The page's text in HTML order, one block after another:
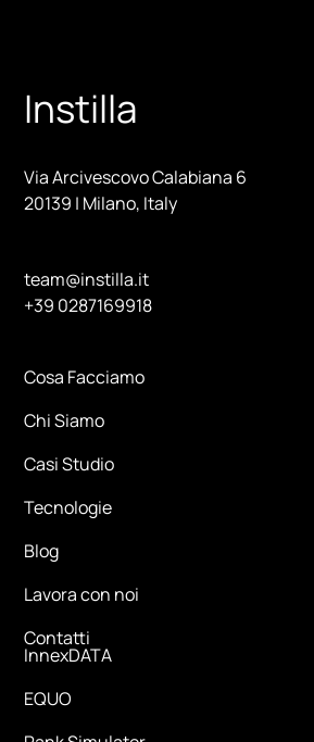
Instilla
Via Arcivescovo Calabiana 6
20139 | Milano, Italy
team@instilla.it
+39 0287169918
Cosa Facciamo
Chi Siamo
Casi Studio
Tecnologie
Blog
Lavora con noi
Contatti
InnexDATA
EQUO